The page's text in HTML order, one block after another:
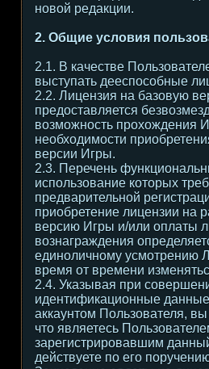
новой редакции.
2. Общие условия
2.1. В качестве
выступать дееспособные
2.2. Лицензия на базовую
предоставляется
возможность прохождения
необходимости
версии Игры.
2.3. Перечень
использование которых
предварительной
приобретение лицензии на
версию Игры и/или оплаты
вознаграждения
единоличному усмотрению
время от времени
2.4. Указывая при
идентификационные
аккаунтом Пользователя,
что являетесь
зарегистрировавшим
действуете по его